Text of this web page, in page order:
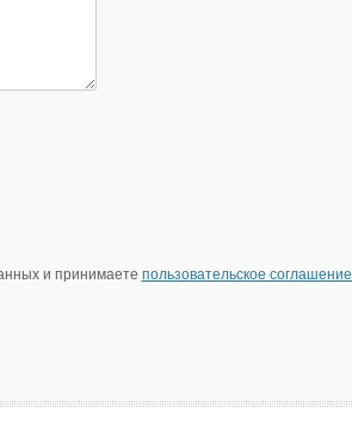
и принимаете пользовательское соглашение.